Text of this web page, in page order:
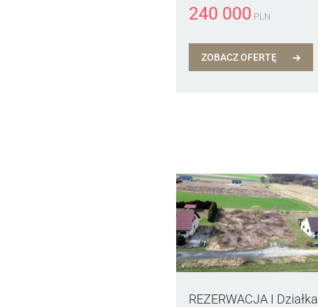
240 000 PLN
ZOBACZ OFERTĘ
REZERWACJA I Działka